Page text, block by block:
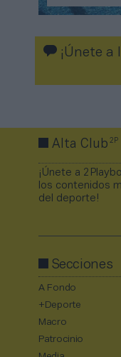
¡Únete a
Alta Club2P
¡Únete a
los contenidos
del deporte!
Secciones
A Fondo
+Deporte
Macro
Patrocinio